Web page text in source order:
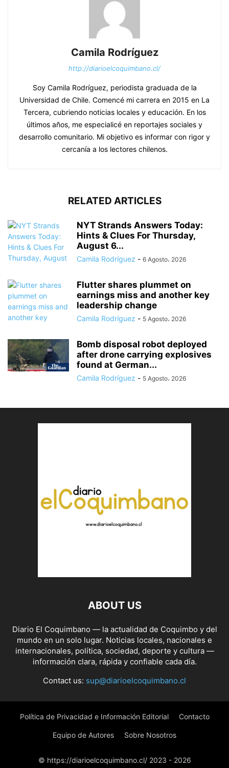
Camila Rodríguez
http://diarioelcoquimbano.cl/
Soy Camila Rodríguez, periodista graduada de la
Universidad de Chile. Comencé mi carrera en 2015 en La
Tercera, cubriendo noticias locales y educación. En los
últimos años, me especialicé en reportajes sociales y
desarrollo comunitario. Mi objetivo es informar con rigor y
cercanía a los lectores chilenos.
RELATED ARTICLES
NYT Strands Answers Today:
Hints & Clues For Thursday,
August 6...
Camila Rodríguez - 6 Agosto، 2026
Flutter shares plummet on
earnings miss and another key
leadership change
Camila Rodríguez - 5 Agosto، 2026
Bomb disposal robot deployed
after drone carrying explosives
found at German...
Camila Rodríguez - 5 Agosto، 2026
ABOUT US
Diario El Coquimbano — la actualidad de Coquimbo y del
mundo en un solo lugar. Noticias locales, nacionales e
internacionales, política, sociedad, deporte y cultura —
información clara, rápida y confiable cada día.
Contact us: sup@diarioelcoquimbano.cl
Política de Privacidad e Información Editorial Contacto
Equipo de Autores Sobre Nosotros
© https://diarioelcoquimbano.cl/ 2023 - 2026